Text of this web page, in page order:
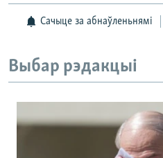
Сачыце за абнаўленьнямі
Выбар рэдакцыі